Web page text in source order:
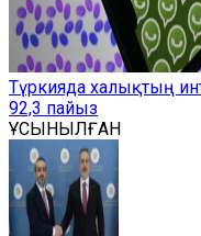
Түркияда халықтың
92,3 пайыз
ҰСЫНЫЛҒАН